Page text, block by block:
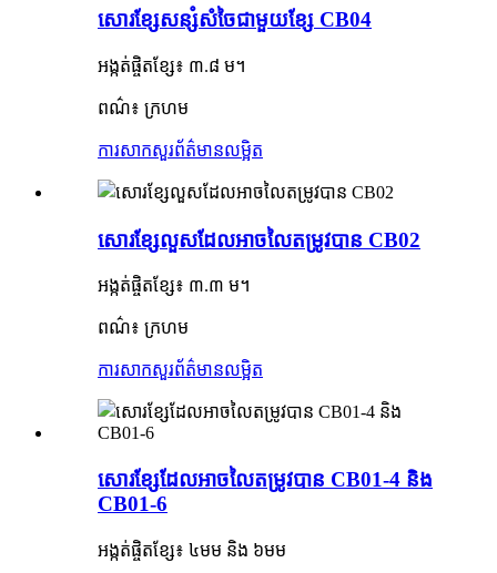
សោរខ្សែសន្សំសំចៃជាមួយខ្សែ CB04
អង្កត់ផ្ចិតខ្សែ៖ ៣.៨ ម។
ពណ៌៖ ក្រហម
ការសាកសួរព័ត៌មានលម្អិត
សោរខ្សែលួសដែលអាចលៃតម្រូវបាន CB02
អង្កត់ផ្ចិតខ្សែ៖ ៣.៣ ម។
ពណ៌៖ ក្រហម
ការសាកសួរព័ត៌មានលម្អិត
សោរខ្សែដែលអាចលៃតម្រូវបាន CB01-4 និង
CB01-6
អង្កត់ផ្ចិតខ្សែ៖ ៤មម និង ៦មម